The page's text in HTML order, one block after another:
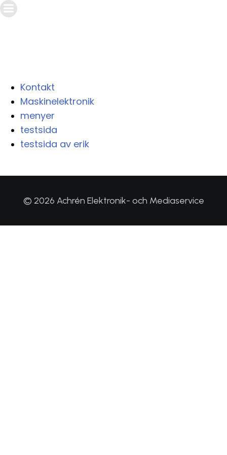
Kontakt
Maskinelektronik
menyer
testsida
testsida av erik
© 2026 Achrén Elektronik- och Mediaservice